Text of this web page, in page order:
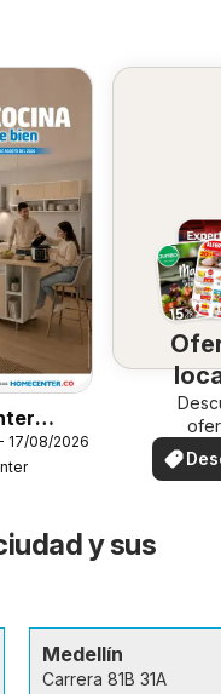
17/08/2026
y sus
Medellín
Carrera 81B 31A